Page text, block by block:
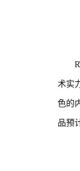
术实
色的
品预